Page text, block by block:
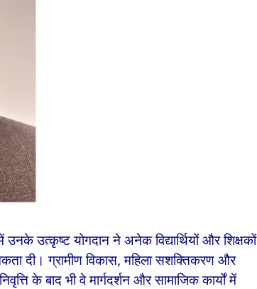
उत्कृष्ट योगदान ने अनेक विद्यार्थियों और शिक्षकों
दी। ग्रामीण विकास, महिला सशक्तिकरण और
के बाद भी वे मार्गदर्शन और सामाजिक कार्यों में